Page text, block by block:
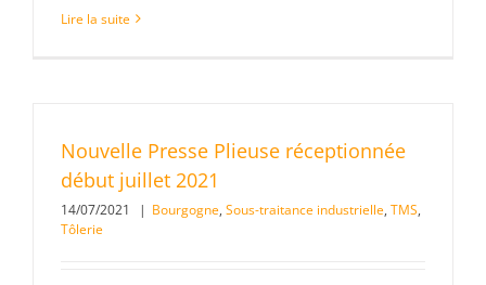
Lire la suite
Nouvelle Presse Plieuse réceptionnée
début juillet 2021
14/07/2021 | Bourgogne, Sous-traitance industrielle, TMS,
Tôlerie